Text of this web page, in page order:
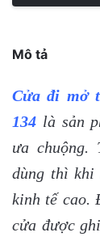
Mô tả
Cửa đi mở
134 là sản
ưa chuộng.
dùng thì khi
kinh tế cao.
cửa được